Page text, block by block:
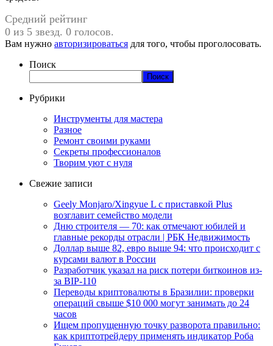
Средний рейтинг
0 из 5 звезд. 0 голосов.
Вам нужно авторизироваться для того, чтобы проголосовать.
Поиск
Поиск
Рубрики
Инструменты для мастера
Разное
Ремонт своими руками
Секреты профессионалов
Творим уют с нуля
Свежие записи
Geely Monjaro/Xingyue L с приставкой Plus
возглавит семейство модели
Дню строителя — 70: как отмечают юбилей и
главные рекорды отрасли | РБК Недвижимость
Доллар выше 82, евро выше 94: что происходит с
курсами валют в России
Разработчик указал на риск потери биткоинов из-
за BIP-110
Переводы криптовалюты в Бразилии: проверки
операций свыше $10 000 могут занимать до 24
часов
Ищем пропущенную точку разворота правильно:
как криптотрейдеру применять индикатор Роба